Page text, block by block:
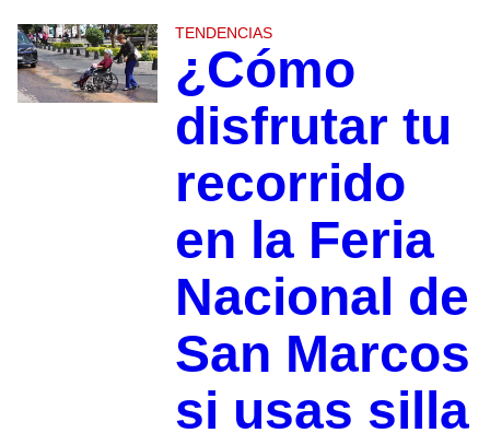
TENDENCIAS
¿Cómo
disfrutar tu
recorrido
en la Feria
Nacional de
San Marcos
si usas silla